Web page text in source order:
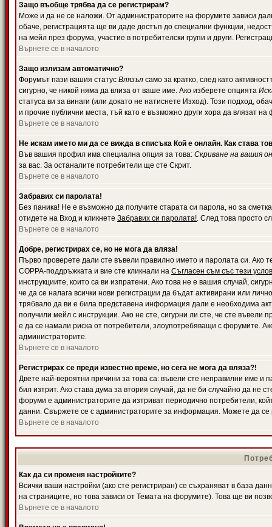
Защо въобще трябва да се регистрирам?
Може и да не се наложи. От администраторите на форумите зависи
обаче, регистрацията ще ви даде достъп до специални функции,
на мейл през форума, участие в потребителски групи и други.
Върнете се в началото
Защо излизам автоматично?
Форумът пази вашия статус Влязъл само за кратко, след като
сигурно, че никой няма да влиза от ваше име. Ако изберете опцията
статуса ви за винаги (или докато не натиснете Изход). Този подход,
и прочие публични места, тъй като е възможно други хора да влязат
Върнете се в началото
Не искам името ми да се вижда в списъка Кой е онлайн. Как става
Във вашия профил има специална опция за това: Скриване на вашия
за вас. За останалите потребители ще сте Скрит.
Върнете се в началото
Забравих си паролата!
Без паника! Не е възможно да получите старата си парола, но за
отидете на Вход и кликнете Забравих си паролата!. След това просто
Върнете се в началото
Добре, регистрирах се, но не мога да вляза!
Първо проверете дали сте въвели правилно името и паролата си. Ако
COPPA-поддръжката и вие сте кликнали на Съгласен съм със тези
инструкциите, които са ви изпратени. Ако това не е вашия случай,
че да се налага всички нови регистрации да бъдат активирани или
трябвало да ви е била представена информация дали е необходима
получили мейл с инструкции. Ако не сте, сигурни ли сте, че сте
е да се намали риска от потребители, злоупотребяващи с форумите.
администраторите.
Върнете се в началото
Регистрирах се преди известно време, но сега не мога да вляза?!
Двете най-вероятни причини за това са: въвели сте неправилни име и
бил изтрит. Ако става дума за втория случай, да не би случайно да
форуми е администраторите да изтриват периодично потребители,
данни. Свържете се с администраторите за информация. Можете да се
Върнете се в началото
Как да си променя настройките?
Всички ваши настройки (ако сте регистриран) се съхраняват в база
на страниците, но това зависи от Темата на форумите). Това ще ви
Върнете се в началото